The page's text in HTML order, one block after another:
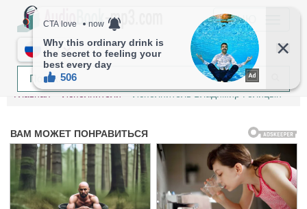
МЕНЮ
RU
Главная Исполнители Исполнитель Владимир Голицын